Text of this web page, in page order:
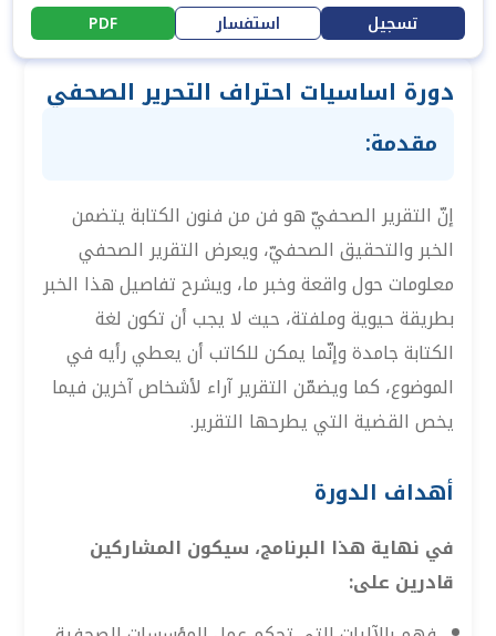
تسجيل استفسار PDF
دورة اساسيات احتراف التحرير الصحفي
مقدمة:
إنّ التقرير الصحفيّ هو فن من فنون الكتابة يتضمن
الخبر والتحقيق الصحفيّ، ويعرض التقرير الصحفي
معلومات حول واقعة وخبر ما، ويشرح تفاصيل هذا الخبر
بطريقة حيوية وملفتة، حيث لا يجب أن تكون لغة
الكتابة جامدة وإنّما يمكن للكاتب أن يعطي رأيه في
الموضوع، كما ويضمّن التقرير آراء لأشخاص آخرين فيما
يخص القضية التي يطرحها التقرير.
أهداف الدورة
في نهاية هذا البرنامج، سيكون المشاركين
قادرين على: